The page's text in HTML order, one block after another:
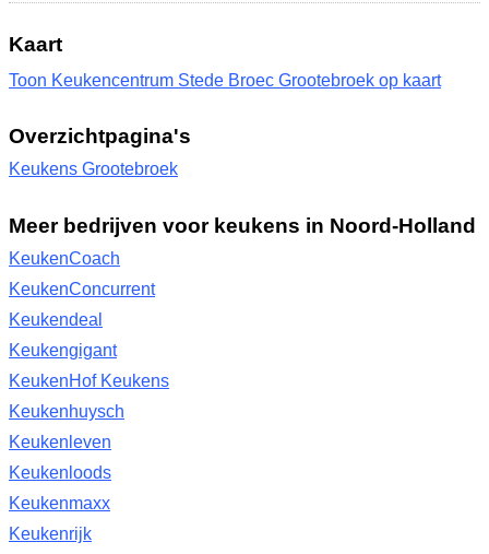
Kaart
Toon Keukencentrum Stede Broec Grootebroek op kaart
Overzichtpagina's
Keukens Grootebroek
Meer bedrijven voor keukens in Noord-Holland
KeukenCoach
KeukenConcurrent
Keukendeal
Keukengigant
KeukenHof Keukens
Keukenhuysch
Keukenleven
Keukenloods
Keukenmaxx
Keukenrijk